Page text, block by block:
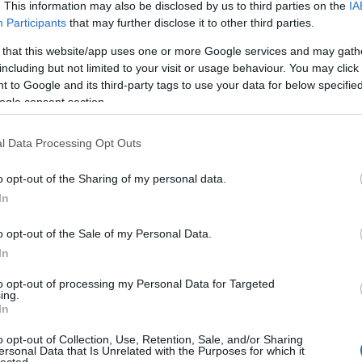
This information may also be disclosed by us to third parties on the
Participants that may further disclose it to other third parties.
that this website/app uses one or more Google services and may
but not limited to your visit or usage behaviour. You may
to Google and its third-party tags to use your data for below
consent section.
Data Processing Opt Outs
opt-out of the Sharing of my personal data.
opt-out of the Sale of my Personal Data.
opt-out of processing my Personal Data for Targeted
opt-out of Collection, Use, Retention, Sale, and/or Sharing
Data that Is Unrelated with the Purposes for which it
ÁRNYALATAI -
AZ MMAMT
a Lángoló!